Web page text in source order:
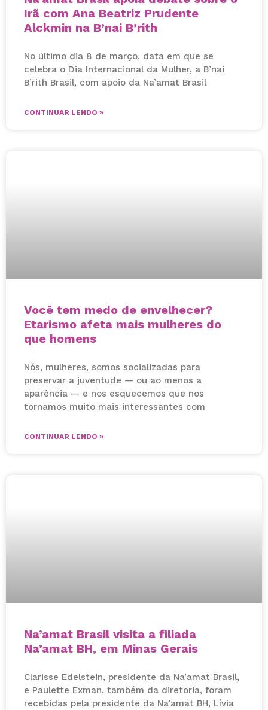
Irã com Ana Beatriz Prudente
Alckmin na B’nai B’rith
No último dia 8 de março, data em que se
celebra o Dia Internacional da Mulher, a B’nai
B’rith Brasil, com apoio da Na’amat Brasil
CONTINUAR LENDO »
Você tem medo de envelhecer?
Etarismo afeta mais mulheres do
que homens
Nós, mulheres, somos socializadas para
preservar a juventude — ou ao menos a
aparência — e nos esquecemos que nos
tornamos muito mais interessantes com
CONTINUAR LENDO »
Na’amat Brasil visita a filiada
Na’amat BH, em Minas Gerais
Clarisse Edelstein, presidente da Na’amat Brasil,
e Paulette Exman, também da diretoria, foram
recebidas pela presidente da Na’amat BH, Lívia